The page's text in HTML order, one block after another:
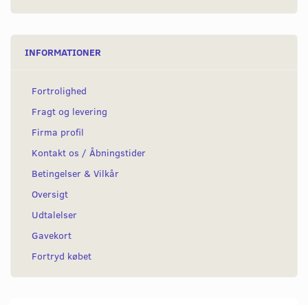
INFORMATIONER
Fortrolighed
Fragt og levering
Firma profil
Kontakt os / Åbningstider
Betingelser & Vilkår
Oversigt
Udtalelser
Gavekort
Fortryd købet